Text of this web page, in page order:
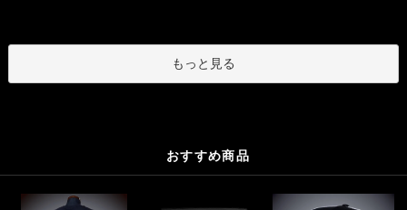
もっと見る
おすすめ商品